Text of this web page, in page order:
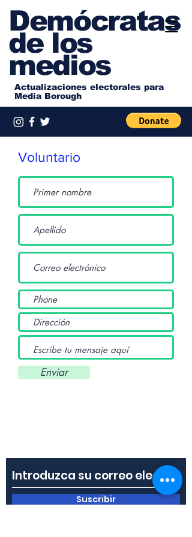
Demócratas
de los
medios
Actualizaciones electorales para
Media Borough
Voluntario
Enviar
Suscribir